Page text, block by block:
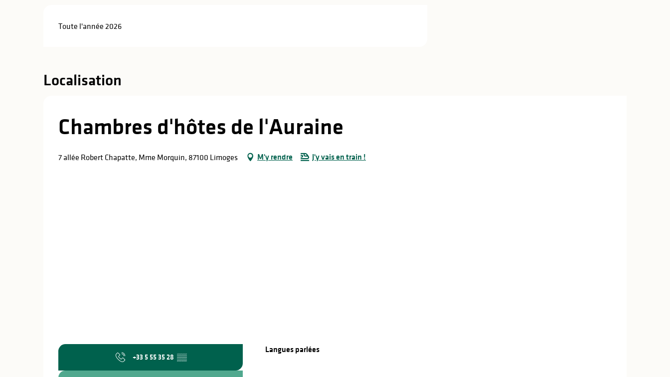
Toute l'année 2026
Localisation
Chambres d'hôtes de l'Auraine
7 allée Robert Chapatte, Mme Morquin, 87100 Limoges M'y rendre J'y vais en train !
+33 5 55 35 28 ▒▒
Langues parlées
Langues parlées